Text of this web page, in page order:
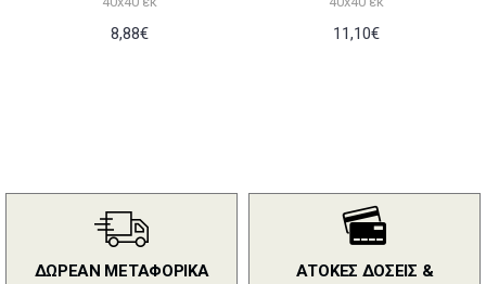
8,88€ 11,10€
ΔΩΡΕΑΝ ΜΕΤΑΦΟΡΙΚΑ
ΑΤΟΚΕΣ ΔΟΣΕΙΣ &